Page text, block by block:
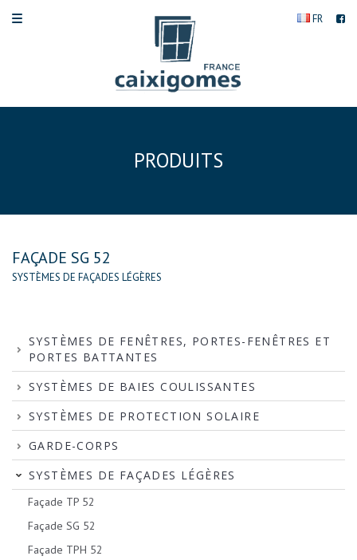
FR
PRODUITS
FAÇADE SG 52
SYSTÈMES DE FAÇADES LÉGÈRES
SYSTÈMES DE FENÊTRES, PORTES-FENÊTRES ET
PORTES BATTANTES
SYSTÈMES DE BAIES COULISSANTES
SYSTÈMES DE PROTECTION SOLAIRE
GARDE-CORPS
SYSTÈMES DE FAÇADES LÉGÈRES
Façade TP 52
Façade SG 52
Façade TPH 52